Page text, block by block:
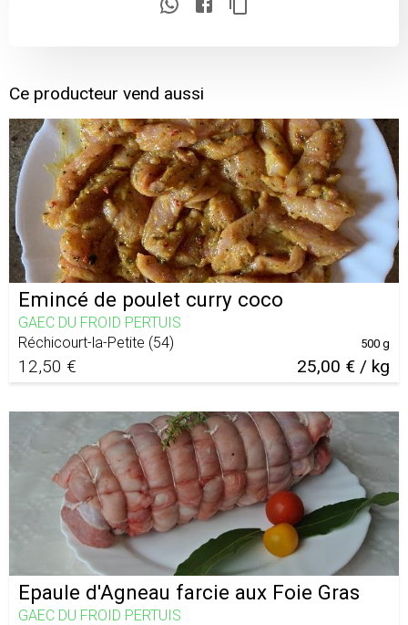
Ce producteur vend aussi
Emincé de poulet curry coco
GAEC DU FROID PERTUIS
Réchicourt-la-Petite (54)
12,50 € 25,00 € / kg
500 g
Epaule d'Agneau farcie aux Foie Gras
GAEC DU FROID PERTUIS